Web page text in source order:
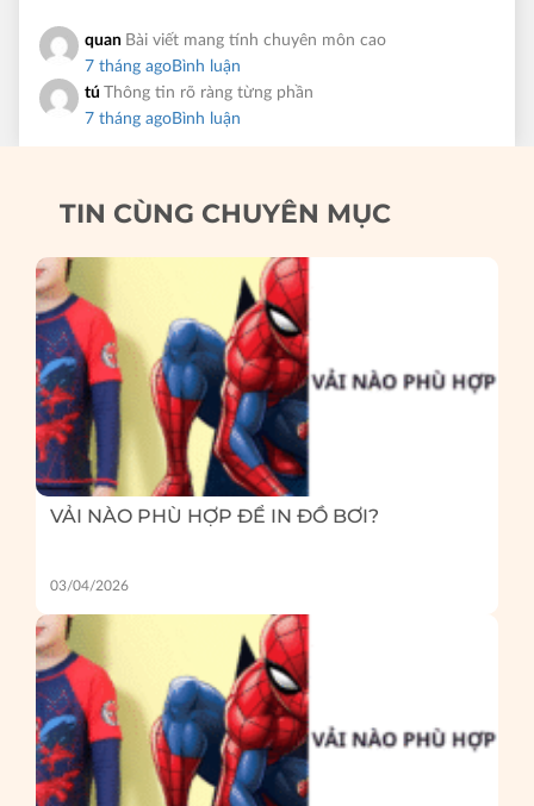
quan Bài viết mang tính chuyên môn cao
7 tháng agoBình luận
tú Thông tin rõ ràng từng phần
7 tháng agoBình luận
TIN CÙNG CHUYÊN MỤC
VẢI NÀO PHÙ HỢP ĐỂ IN ĐỒ BƠI?
03/04/2026